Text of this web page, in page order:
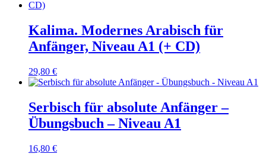
Kalima. Modernes Arabisch für
Anfänger, Niveau A1 (+ CD)
29,80 €
Serbisch für absolute Anfänger –
Übungsbuch – Niveau A1
16,80 €